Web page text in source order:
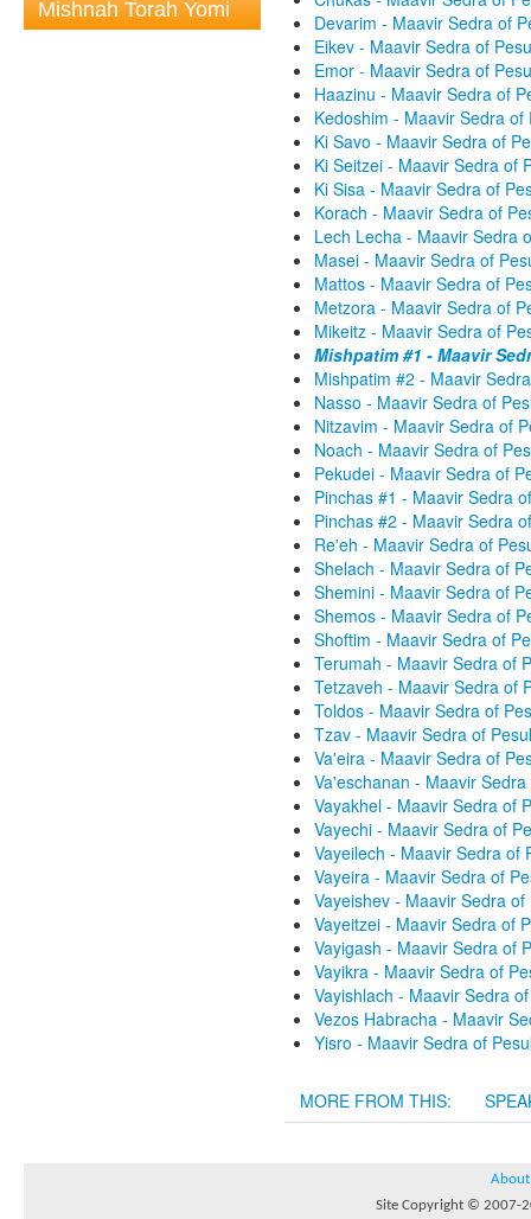
Mishnah Torah Yomi
Devarim - Maavir Sedra of
Eikev - Maavir Sedra of
Emor - Maavir Sedra of
Haazinu - Maavir Sedra of
Kedoshim - Maavir Sedra
Ki Savo - Maavir Sedra of
Ki Seitzei - Maavir Sedra of
Ki Sisa - Maavir Sedra of
Korach - Maavir Sedra of
Lech Lecha - Maavir Sedra
Masei - Maavir Sedra of
Mattos - Maavir Sedra of
Metzora - Maavir Sedra of
Mikeitz - Maavir Sedra of
Mishpatim #1 - Maavir
Mishpatim #2 - Maavir
Nasso - Maavir Sedra of
Nitzavim - Maavir Sedra of
Noach - Maavir Sedra of
Pekudei - Maavir Sedra of
Pinchas #1 - Maavir Sedra
Pinchas #2 - Maavir Sedra
Re'eh - Maavir Sedra of
Shelach - Maavir Sedra of
Shemini - Maavir Sedra of
Shemos - Maavir Sedra of
Shoftim - Maavir Sedra of
Terumah - Maavir Sedra of
Tetzaveh - Maavir Sedra of
Toldos - Maavir Sedra of
Tzav - Maavir Sedra of
Va'eira - Maavir Sedra of
Va'eschanan - Maavir
Vayakhel - Maavir Sedra of
Vayechi - Maavir Sedra of
Vayeilech - Maavir Sedra of
Vayeira - Maavir Sedra of
Vayeishev - Maavir Sedra
Vayeitzei - Maavir Sedra of
Vayigash - Maavir Sedra of
Vayikra - Maavir Sedra of
Vayishlach - Maavir Sedra
Vezos Habracha - Maavir
Yisro - Maavir Sedra of
MORE FROM THIS:
About
Site Copyright © 2007-